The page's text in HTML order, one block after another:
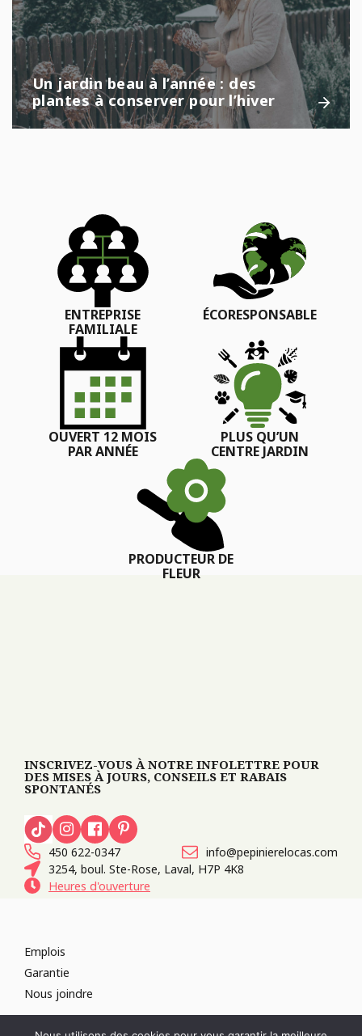
Un jardin beau à l’année : des
plantes à conserver pour l’hiver
ENTREPRISE
FAMILIALE
ÉCORESPONSABLE
OUVERT 12 MOIS
PAR ANNÉE
PLUS QU’UN
CENTRE JARDIN
PRODUCTEUR DE
FLEUR
INSCRIVEZ-VOUS À NOTRE INFOLETTRE POUR
DES MISES À JOURS, CONSEILS ET RABAIS
SPONTANÉS
450 622-0347
info@pepinierelocas.com
3254, boul. Ste-Rose, Laval, H7P 4K8
Heures d'ouverture
Emplois
Garantie
Nous joindre